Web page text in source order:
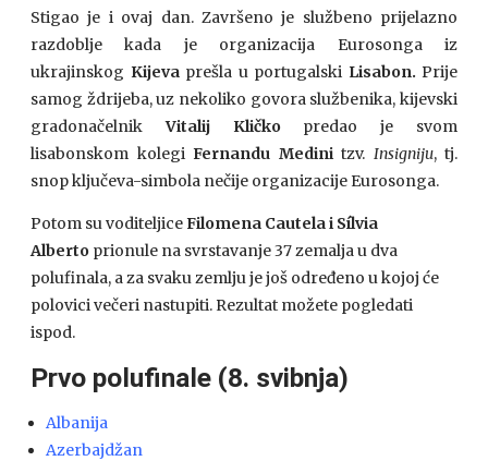
Stigao je i ovaj dan. Završeno je službeno prijelazno
razdoblje kada je organizacija Eurosonga iz
ukrajinskog Kijeva prešla u portugalski Lisabon. Prije
samog ždrijeba, uz nekoliko govora službenika, kijevski
gradonačelnikVitalij Kličko predao je svom
lisabonskom kolegi Fernandu Medini tzv. Insigniju, tj.
snop ključeva-simbola nečije organizacije Eurosonga.
Potom su voditeljiceFilomena Cautela i Sílvia
Alberto prionule na svrstavanje 37 zemalja u dva
polufinala, a za svaku zemlju je još određeno u kojoj će
polovici večeri nastupiti. Rezultat možete pogledati
ispod.
Prvo polufinale (8. svibnja)
Albanija
Azerbajdžan